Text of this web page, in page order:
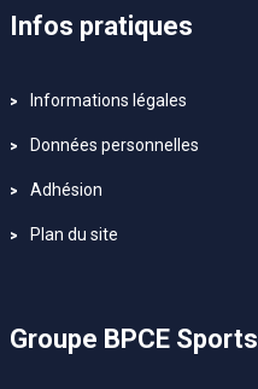
Infos pratiques
Informations légales
Données personnelles
Adhésion
Plan du site
Groupe BPCE Sports